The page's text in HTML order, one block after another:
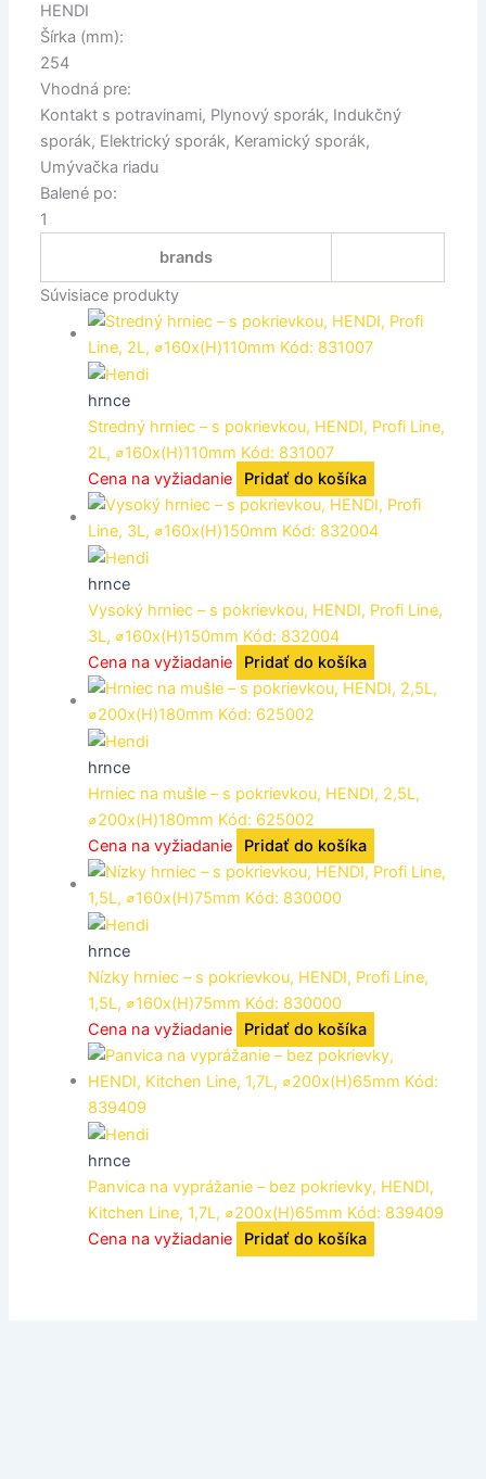
HENDI
Šírka (mm):
254
Vhodná pre:
Kontakt s potravinami, Plynový sporák, Indukčný
sporák, Elektrický sporák, Keramický sporák,
Umývačka riadu
Balené po:
1
brands
Súvisiace produkty
hrnce
Stredný hrniec – s pokrievkou, HENDI, Profi Line,
2L, ⌀160x(H)110mm Kód: 831007
Cena na vyžiadanie
Pridať do košíka
hrnce
Vysoký hrniec – s pokrievkou, HENDI, Profi Line,
3L, ⌀160x(H)150mm Kód: 832004
Cena na vyžiadanie
Pridať do košíka
hrnce
Hrniec na mušle – s pokrievkou, HENDI, 2,5L,
⌀200x(H)180mm Kód: 625002
Cena na vyžiadanie
Pridať do košíka
hrnce
Nízky hrniec – s pokrievkou, HENDI, Profi Line,
1,5L, ⌀160x(H)75mm Kód: 830000
Cena na vyžiadanie
Pridať do košíka
hrnce
Panvica na vyprážanie – bez pokrievky, HENDI,
Kitchen Line, 1,7L, ⌀200x(H)65mm Kód: 839409
Cena na vyžiadanie
Pridať do košíka